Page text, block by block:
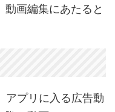
動画編集にあたると
アプリに入る広告動